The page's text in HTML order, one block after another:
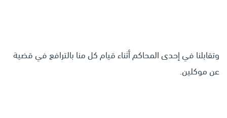
وتقابلنا في إحدى المحاكم أثناء قيام كل منا بالترافع في قضية
عن موكلين.